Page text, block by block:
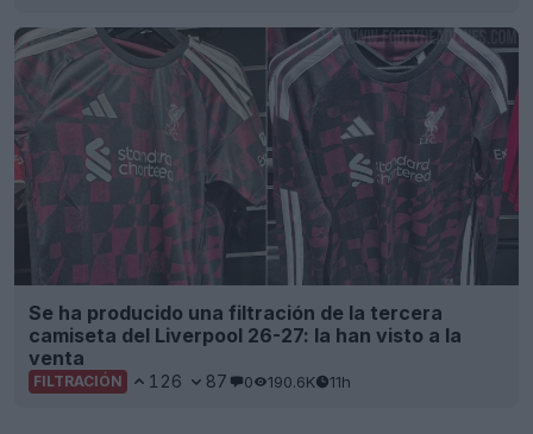
Se ha producido una filtración de la tercera
camiseta del Liverpool 26-27: la han visto a la
venta
FILTRACIÓN 126 87 0 190.6K 11h